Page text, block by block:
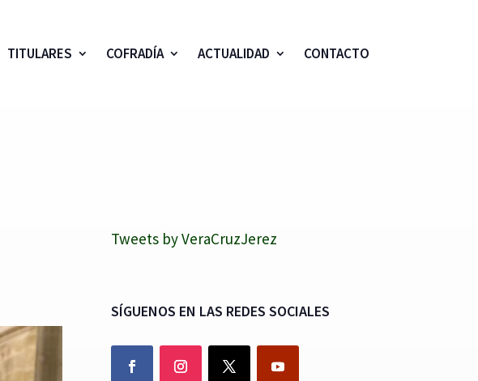
TITULARES COFRADÍA ACTUALIDAD CONTACTO
Tweets by VeraCruzJerez
SÍGUENOS EN LAS REDES SOCIALES